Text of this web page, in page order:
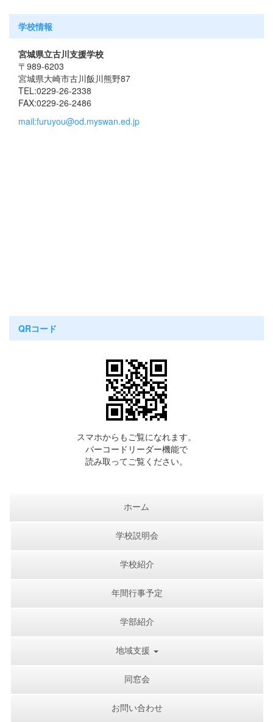
学校情報
宮城県立古川支援学校
〒989-6203
宮城県大崎市古川飯川熊野87
TEL:0229-26-2338
FAX:0229-26-2486
mail:furuyou@od.myswan.ed.jp
QRコード
スマホからもご覧になれます。
バーコードリーダー機能で
読み取ってご覧ください。
ホーム
学校説明会
学校紹介
年間行事予定
学部紹介
地域支援
同窓会
お問い合わせ